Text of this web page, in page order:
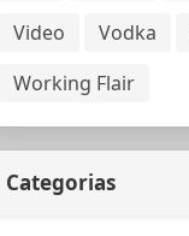
Video
Vodka
Working Flair
Categorias